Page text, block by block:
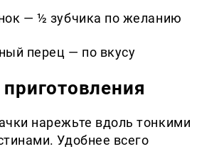
— ½ зубчика по желанию
перец — по вкусу
нарежьте вдоль тонкими
Удобнее всего